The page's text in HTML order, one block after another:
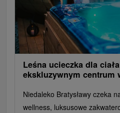
Leśna ucieczka dla
ekskluzywnym centrum
Niedaleko Bratysławy czeka
wellness, luksusowe